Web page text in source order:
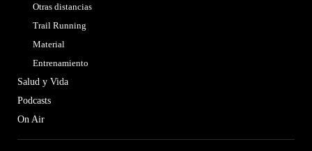
Otras distancias
Trail Running
Material
Entrenamiento
Salud y Vida
Podcasts
On Air